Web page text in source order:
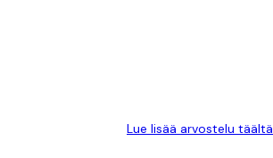
Lue lisää arvostelu täältä